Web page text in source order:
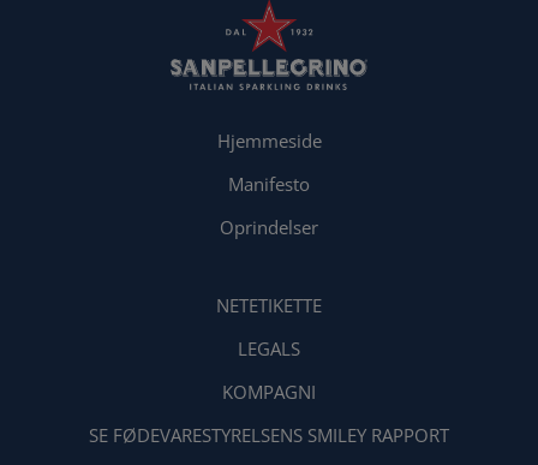
Hjemmeside
Manifesto
Oprindelser
NETETIKETTE
LEGALS
KOMPAGNI
SE FØDEVARESTYRELSENS SMILEY RAPPORT